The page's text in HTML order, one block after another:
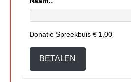
Donatie Spreekbuis € 1,00
BETALEN